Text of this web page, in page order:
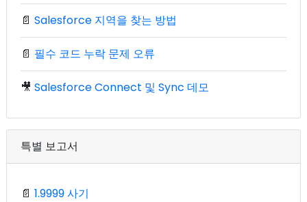
📄 Salesforce 지역을 찾는 방법
📄 필수 코드 누락 문제 오류
🎥 Salesforce Connect 및 Sync 데모
특별 보고서
📄 1.9999 사기